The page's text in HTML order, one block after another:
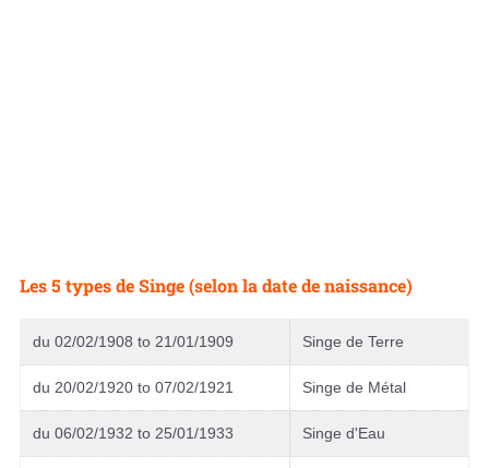
Les 5 types de Singe (selon la date de naissance)
du 02/02/1908 to 21/01/1909 Singe de Terre
du 20/02/1920 to 07/02/1921 Singe de Métal
du 06/02/1932 to 25/01/1933 Singe d'Eau